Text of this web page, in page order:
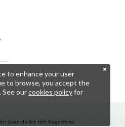
đoàn du lịch tỉnh Kagoshima
to enhance your user
to browse, you accept the
See ourcookies policyfor